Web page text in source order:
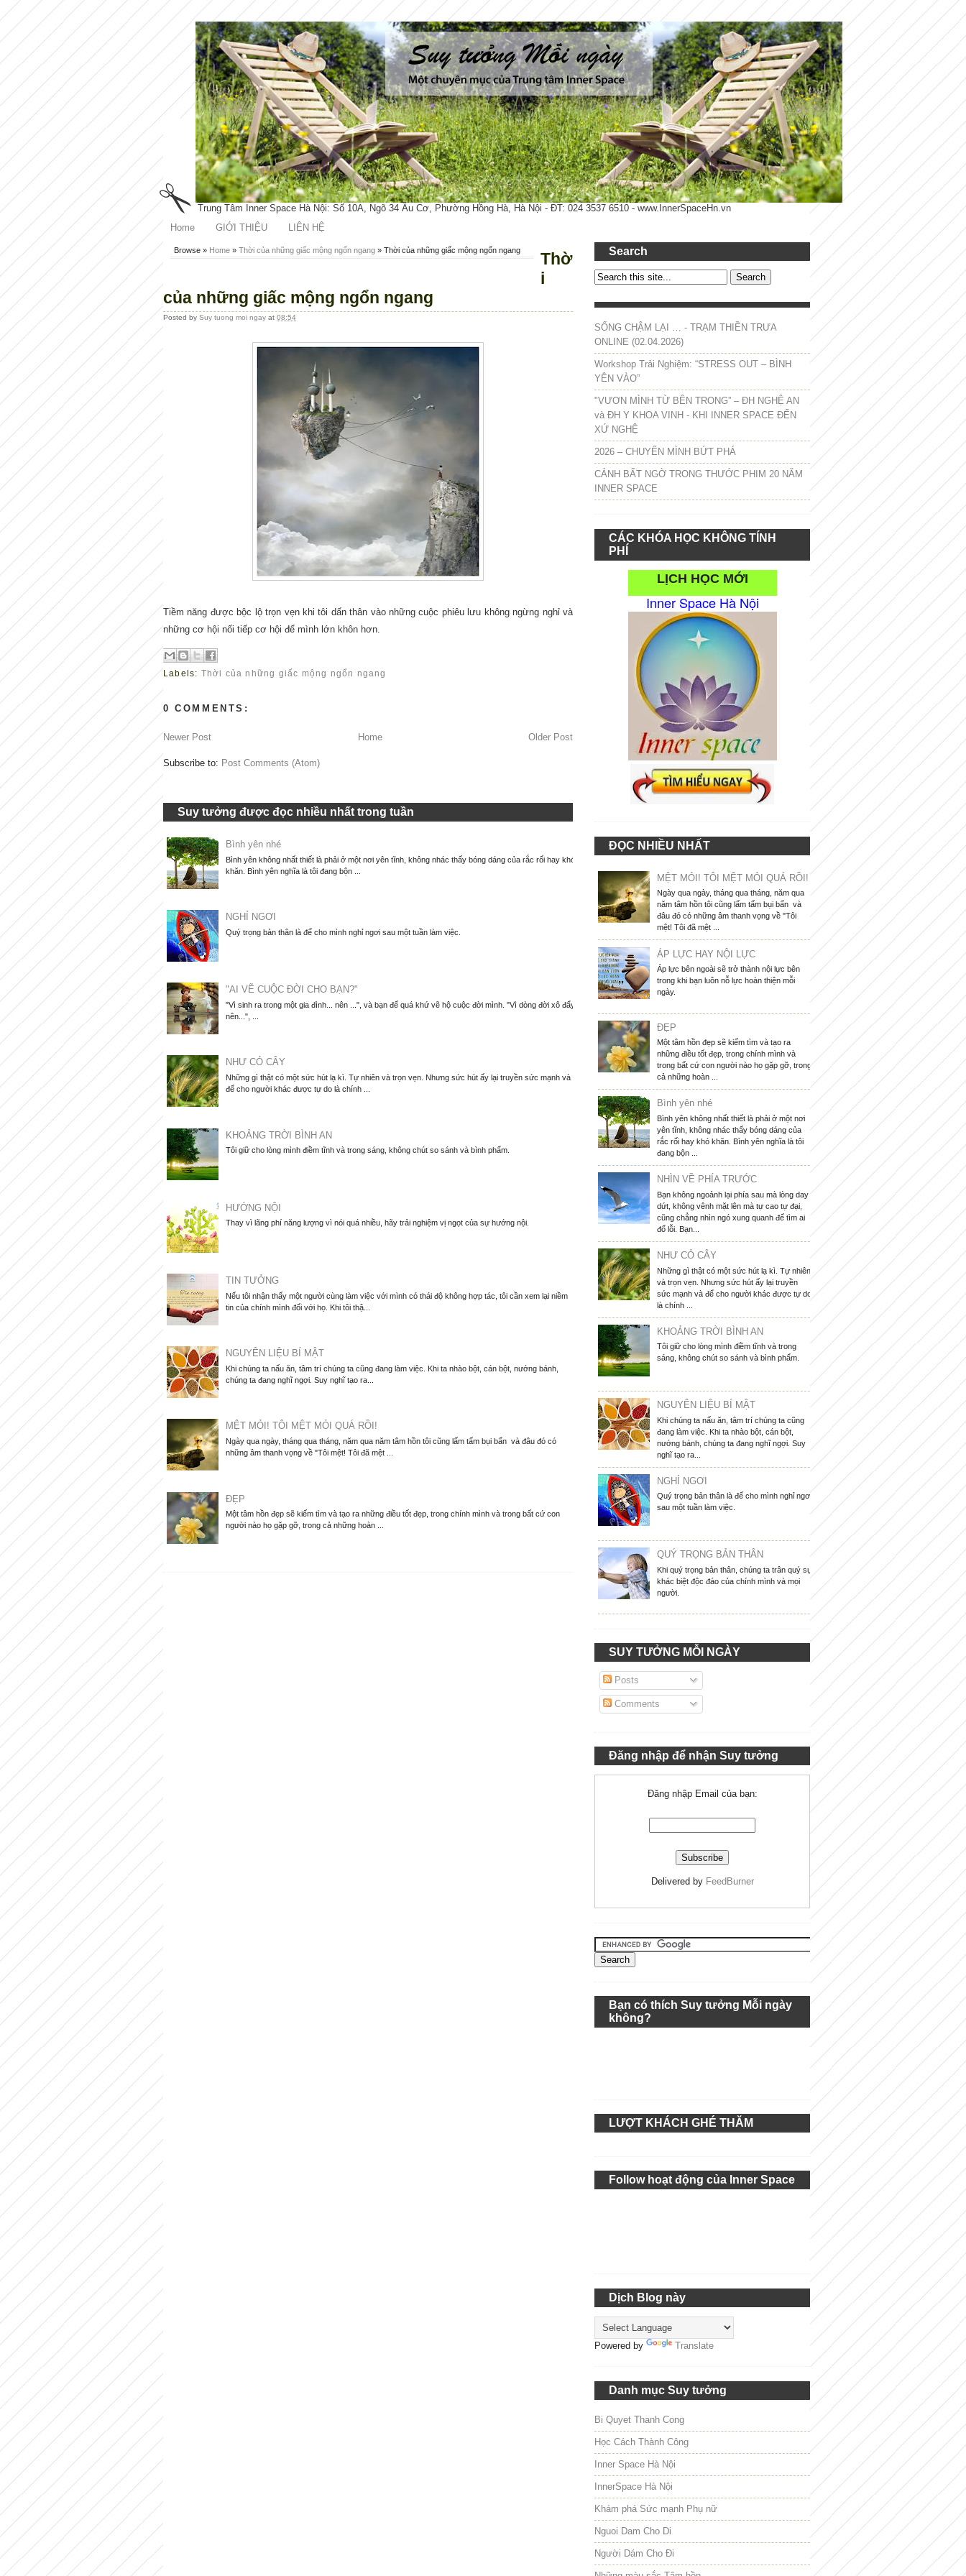
Trung Tâm Inner Space Hà Nội: Số 10A, Ngõ 34 Âu Cơ, Phường Hồng Hà, Hà Nội - ĐT: 024 3537 6510 - www.InnerSpaceHn.vn
Home
GIỚI THIỆU LIÊN HỆ
Browse » Home » Thời của những giấc mộng ngổn ngang » Thời của những giấc mộng ngổn ngang
Thờ
i
của những giấc mộng ngổn ngang
Posted by Suy tuong moi ngay at 08:54
Tiềm năng được bộc lộ trọn vẹn khi tôi dấn thân vào những cuộc phiêu lưu không ngừng nghỉ và
những cơ hội nối tiếp cơ hội để mình lớn khôn hơn.
Labels: Thời của những giấc mộng ngổn ngang
0 COMMENTS:
Newer Post Older Post
Home
Subscribe to: Post Comments (Atom)
Suy tưởng được đọc nhiều nhất trong tuần
Bình yên nhé
Bình yên không nhất thiết là phải ở một nơi yên tĩnh, không nhác thấy bóng dáng của rắc rối hay khó
khăn. Bình yên nghĩa là tôi đang bộn ...
NGHỈ NGƠI
Quý trọng bản thân là để cho mình nghỉ ngơi sau một tuần làm việc.
"AI VẼ CUỘC ĐỜI CHO BẠN?"
"Vì sinh ra trong một gia đình... nên ...", và bạn để quá khứ vẽ hộ cuộc đời mình. "Vì dòng đời xô đẩy
nên...", ...
NHƯ CỎ CÂY
Những gì thật có một sức hút lạ kì. Tự nhiên và trọn vẹn. Nhưng sức hút ấy lại truyền sức mạnh và
để cho người khác được tự do là chính ...
KHOẢNG TRỜI BÌNH AN
Tôi giữ cho lòng mình điềm tĩnh và trong sáng, không chút so sánh và bình phẩm.
HƯỚNG NỘI
Thay vì lãng phí năng lượng vì nói quá nhiều, hãy trải nghiệm vị ngọt của sự hướng nội.
TIN TƯỞNG
Nếu tôi nhận thấy một người cùng làm việc với mình có thái độ không hợp tác, tôi cần xem lại niềm
tin của chính mình đối với họ. Khi tôi thậ...
NGUYÊN LIỆU BÍ MẬT
Khi chúng ta nấu ăn, tâm trí chúng ta cũng đang làm việc. Khi ta nhào bột, cán bột, nướng bánh,
chúng ta đang nghĩ ngợi. Suy nghĩ tạo ra...
MỆT MỎI! TÔI MỆT MỎI QUÁ RỒI!
Ngày qua ngày, tháng qua tháng, năm qua năm tâm hồn tôi cũng lấm tấm bụi bẩn và đâu đó có
những âm thanh vọng về "Tôi mệt! Tôi đã mệt ...
ĐẸP
Một tâm hồn đẹp sẽ kiếm tìm và tạo ra những điều tốt đẹp, trong chính mình và trong bất cứ con
người nào họ gặp gỡ, trong cả những hoàn ...
Search
SỐNG CHẬM LẠI … - TRẠM THIỀN TRƯA
ONLINE (02.04.2026)
Workshop Trải Nghiệm: “STRESS OUT – BÌNH
YÊN VÀO”
"VƯƠN MÌNH TỪ BÊN TRONG” – ĐH NGHỆ AN
và ĐH Y KHOA VINH - KHI INNER SPACE ĐẾN
XỨ NGHỆ
2026 – CHUYỂN MÌNH BỨT PHÁ
CẢNH BẤT NGỜ TRONG THƯỚC PHIM 20 NĂM
INNER SPACE
CÁC KHÓA HỌC KHÔNG TÍNH
PHÍ
LỊCH HỌC MỚI
Inner Space Hà Nội
ĐỌC NHIỀU NHẤT
MỆT MỎI! TÔI MỆT MỎI QUÁ RỒI!
Ngày qua ngày, tháng qua tháng, năm qua
năm tâm hồn tôi cũng lấm tấm bụi bẩn và
đâu đó có những âm thanh vọng về "Tôi
mệt! Tôi đã mệt ...
ÁP LỰC HAY NỘI LỰC
Áp lực bên ngoài sẽ trở thành nội lực bên
trong khi bạn luôn nỗ lực hoàn thiện mỗi
ngày.
ĐẸP
Một tâm hồn đẹp sẽ kiếm tìm và tạo ra
những điều tốt đẹp, trong chính mình và
trong bất cứ con người nào họ gặp gỡ, trong
cả những hoàn ...
Bình yên nhé
Bình yên không nhất thiết là phải ở một nơi
yên tĩnh, không nhác thấy bóng dáng của
rắc rối hay khó khăn. Bình yên nghĩa là tôi
đang bộn ...
NHÌN VỀ PHÍA TRƯỚC
Bạn không ngoảnh lại phía sau mà lòng day
dứt, không vênh mặt lên mà tự cao tự đại,
cũng chẳng nhìn ngó xung quanh để tìm ai
đổ lỗi. Bạn...
NHƯ CỎ CÂY
Những gì thật có một sức hút lạ kì. Tự nhiên
và trọn vẹn. Nhưng sức hút ấy lại truyền
sức mạnh và để cho người khác được tự do
là chính ...
KHOẢNG TRỜI BÌNH AN
Tôi giữ cho lòng mình điềm tĩnh và trong
sáng, không chút so sánh và bình phẩm.
NGUYÊN LIỆU BÍ MẬT
Khi chúng ta nấu ăn, tâm trí chúng ta cũng
đang làm việc. Khi ta nhào bột, cán bột,
nướng bánh, chúng ta đang nghĩ ngợi. Suy
nghĩ tạo ra...
NGHỈ NGƠI
Quý trọng bản thân là để cho mình nghỉ ngơi
sau một tuần làm việc.
QUÝ TRỌNG BẢN THÂN
Khi quý trọng bản thân, chúng ta trân quý sự
khác biệt độc đáo của chính mình và mọi
người.
SUY TƯỞNG MỖI NGÀY
Posts
Comments
Đăng nhập để nhận Suy tưởng
Đăng nhập Email của bạn:
Delivered by FeedBurner
Bạn có thích Suy tưởng Mỗi ngày
không?
LƯỢT KHÁCH GHÉ THĂM
Follow hoạt động của Inner Space
Dịch Blog này
Powered by Translate
Danh mục Suy tưởng
Bi Quyet Thanh Cong
Học Cách Thành Công
Inner Space Hà Nội
InnerSpace Hà Nội
Khám phá Sức mạnh Phụ nữ
Nguoi Dam Cho Di
Người Dám Cho Đi